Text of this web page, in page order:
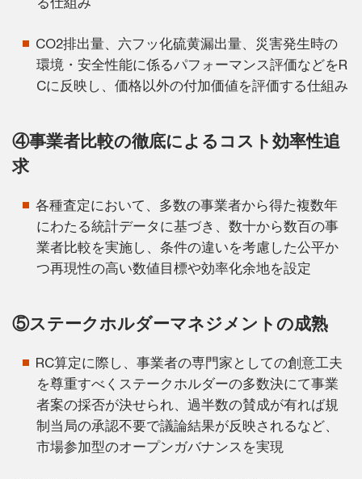
CO2排出量、六フッ化硫黄漏出量、災害発生時の
環境・安全性能に係るパフォーマンス評価などをR
Cに反映し、価格以外の付加価値を評価する仕組み
④事業者比較の徹底によるコスト効率性追
求
各種査定において、多数の事業者から得た複数年
にわたる統計データに基づき、数十から数百の事
業者比較を実施し、条件の違いを考慮した公平か
つ再現性の高い数値目標や効率化余地を設定
⑤ステークホルダーマネジメントの成熟
RC算定に際し、事業者の専門家としての創意工夫
を尊重すべくステークホルダーの多数決にて事業
者案の採否が決せられ、過半数の賛成が有れば規
制当局の承認不要で議論結果が反映されるなど、
市場参加型のオープンガバナンスを実現